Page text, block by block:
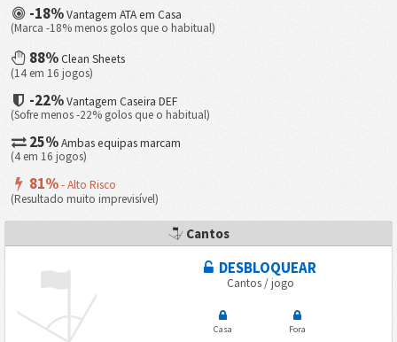
-18%Vantagem ATA em Casa
(Marca -18% menos golos que o habitual)
88%Clean Sheets
(14 em 16 jogos)
-22%Vantagem Caseira DEF
(Sofre menos -22% golos que o habitual)
25%Ambas equipas marcam
(4 em 16 jogos)
81%- Alto Risco
(Resultado muito imprevisível)
Cantos
DESBLOQUEAR
Cantos / jogo
Casa Fora